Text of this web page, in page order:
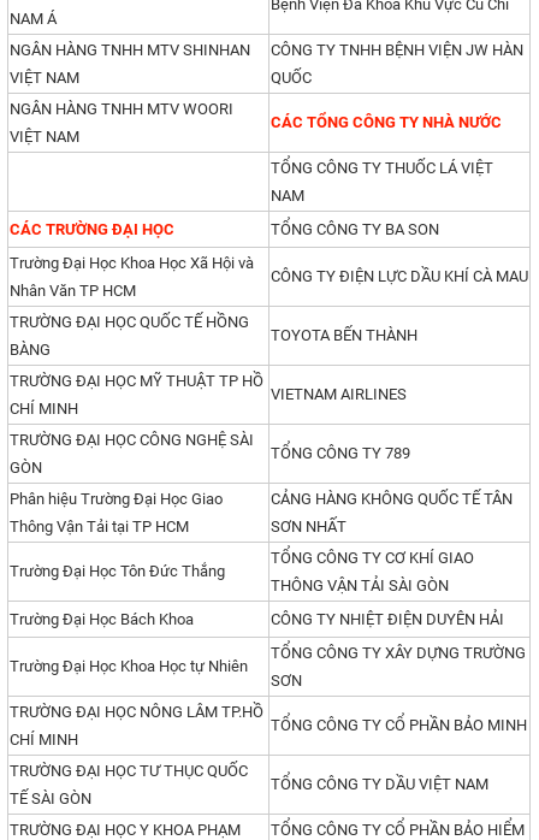
NAM Á
Bệnh Viện Đa Khoa Khu Vực Củ Chi
NGÂN HÀNG TNHH MTV SHINHAN
VIỆT NAM
CÔNG TY TNHH BỆNH VIỆN JW HÀN
QUỐC
NGÂN HÀNG TNHH MTV WOORI
VIỆT NAM
CÁC TỔNG CÔNG TY NHÀ NƯỚC
TỔNG CÔNG TY THUỐC LÁ VIỆT
NAM
CÁC TRƯỜNG ĐẠI HỌC
TỔNG CÔNG TY BA SON
Trường Đại Học Khoa Học Xã Hội và
Nhân Văn TP HCM
CÔNG TY ĐIỆN LỰC DẦU KHÍ CÀ MAU
TRƯỜNG ĐẠI HỌC QUỐC TẾ HỒNG
BÀNG
TOYOTA BẾN THÀNH
TRƯỜNG ĐẠI HỌC MỸ THUẬT TP HỒ
CHÍ MINH
VIETNAM AIRLINES
TRƯỜNG ĐẠI HỌC CÔNG NGHỆ SÀI
GÒN
TỔNG CÔNG TY 789
Phân hiệu Trường Đại Học Giao
Thông Vận Tải tại TP HCM
CẢNG HÀNG KHÔNG QUỐC TẾ TÂN
SƠN NHẤT
Trường Đại Học Tôn Đức Thắng
TỔNG CÔNG TY CƠ KHÍ GIAO
THÔNG VẬN TẢI SÀI GÒN
Trường Đại Học Bách Khoa
CÔNG TY NHIỆT ĐIỆN DUYÊN HẢI
Trường Đại Học Khoa Học tự Nhiên
TỔNG CÔNG TY XÂY DỰNG TRƯỜNG
SƠN
TRƯỜNG ĐẠI HỌC NÔNG LÂM TP.HỒ
CHÍ MINH
TỔNG CÔNG TY CỔ PHẦN BẢO MINH
TRƯỜNG ĐẠI HỌC TƯ THỤC QUỐC
TẾ SÀI GÒN
TỔNG CÔNG TY DẦU VIỆT NAM
TRƯỜNG ĐẠI HỌC Y KHOA PHẠM
TỔNG CÔNG TY CỔ PHẦN BẢO HIỂM